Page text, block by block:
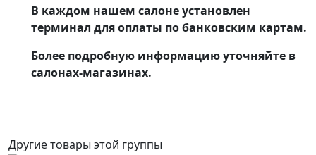
В каждом нашем салоне установлен
терминал для оплаты по банковским картам.
Более подробную информацию уточняйте в
салонах-магазинах.
Другие товары этой группы